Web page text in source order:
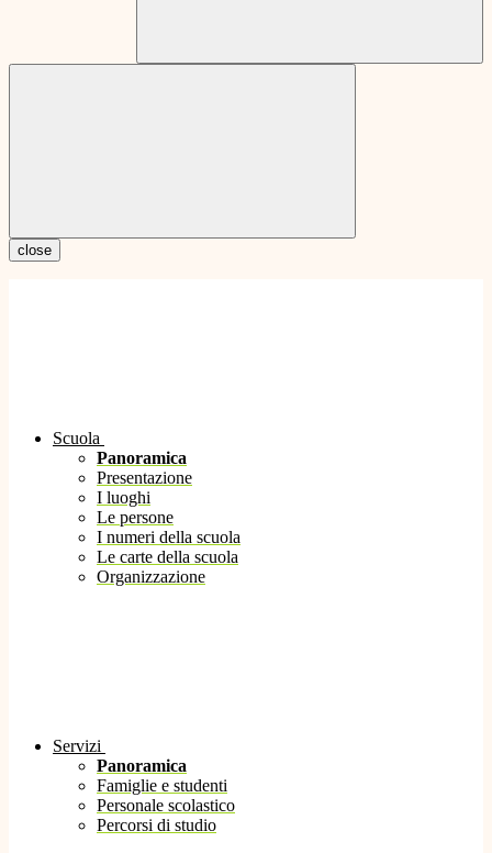
close
Scuola
Panoramica
Presentazione
I luoghi
Le persone
I numeri della scuola
Le carte della scuola
Organizzazione
Servizi
Panoramica
Famiglie e studenti
Personale scolastico
Percorsi di studio